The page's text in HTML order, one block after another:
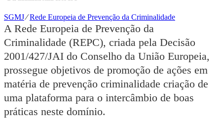
SGMJ⁄Rede Europeia de Prevenção da Criminalidade
A Rede Europeia de Prevenção da
Criminalidade (REPC), criada pela Decisão
2001/427/JAI do Conselho da União Europeia,
prossegue objetivos de promoção de ações em
matéria de prevenção criminalidade criação de
uma plataforma para o intercâmbio de boas
práticas neste domínio.